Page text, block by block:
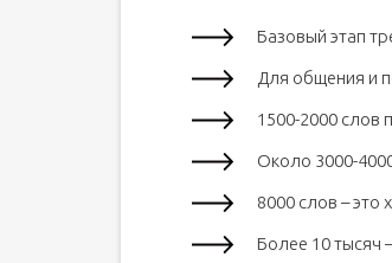
Базовый этап
Для общения и
1500-2000 слов
Около 3000-
8000 слов – это
Более 10 тысяч